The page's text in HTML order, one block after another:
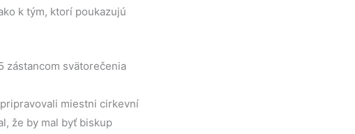
k tým, ktorí poukazujú
zástancom svätorečenia
miestni cirkevní
že by mal byť biskup